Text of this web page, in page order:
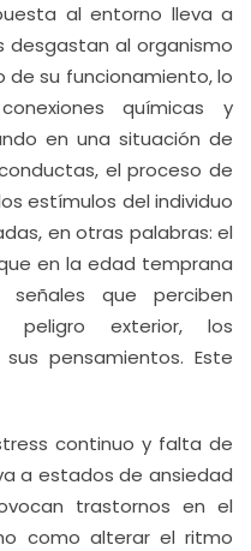
al entorno lleva a
desgastan al organismo
de su funcionamiento, lo
químicas y
en una situación de
el proceso de
estímulos del individuo
en otras palabras: el
en la edad temprana
que perciben
exterior, los
pensamientos. Este
continuo y falta de
a estados de ansiedad
trastornos en el
como alterar el ritmo